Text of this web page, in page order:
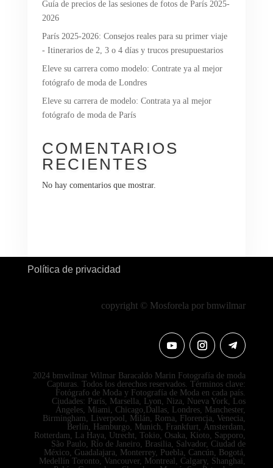
Guía de precios de las sesiones de fotos de París 2025-
2026
París 2025-2026: Consejos reales para su primer viaje
- Itinerarios de 2, 3 o 4 días y trucos presupuestarios
Eleve su carrera como modelo: Contrate ya al mejor
fotógrafo de moda de Londres
Eleve su carrera de modelo: Contrata ya al mejor
fotógrafo de moda de París
COMENTARIOS
RECIENTES
No hay comentarios que mostrar.
Política de privacidad
copyright © Mosforela por bmwilmar
2024 bmwilmar Wilmar Baracaldo Marin Fotografía de moda
Capturas. Todos los derechos reservados. Términos clave:
Fotógrafo de Moda y Fotografía de Moda en cada país.
Ciudades: París, Marsella, Lyon, Niza, Nueva York, Los
Ángeles, Miami, Chicago,Dallas, Londres, Manchester,
Birmingham, Liverpool, Milán, Roma, Florencia, Venecia,
Berlín, Hamburgo, Munich, Frankfurt, Ámsterdam,
Rotterdam, La Haya, Utrecht, Tokio, Osaka, Kioto, Sapporo,
São Paulo, Río de Janeiro, Brasilia, Salvador, Ciudad de
México, Guadalajara, Monterrey, Puebla, Cancún, Bogotá,
Medellín Toronto, Vancouver, Montreal, Calgary, Shanghai,